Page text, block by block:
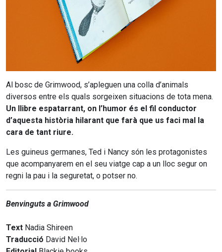
Al bosc de Grimwood, s’apleguen una colla d’animals
diversos entre els quals sorgeixen situacions de tota mena.
Un llibre espatarrant, on l’humor és el fil conductor
d’aquesta història hilarant que farà que us faci mal la
cara de tant riure.
Les guineus germanes, Ted i Nancy són les protagonistes
que acompanyarem en el seu viatge cap a un lloc segur on
regni la pau i la seguretat, o potser no.
Benvinguts a Grimwood
Text Nadia Shireen
Traducció David Nel·lo